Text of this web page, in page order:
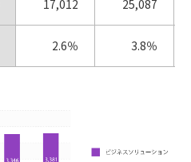
17,012 25,087
2.6％ 3.8％